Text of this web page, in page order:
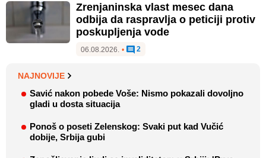
Zrenjaninska vlast mesec dana
odbija da raspravlja o peticiji protiv
poskupljenja vode
06.08.2026. • 2
NAJNOVIJE
Savić nakon pobede Voše: Nismo pokazali dovoljno
gladi u dosta situacija
Ponoš o poseti Zelenskog: Svaki put kad Vučić
dobije, Srbija gubi